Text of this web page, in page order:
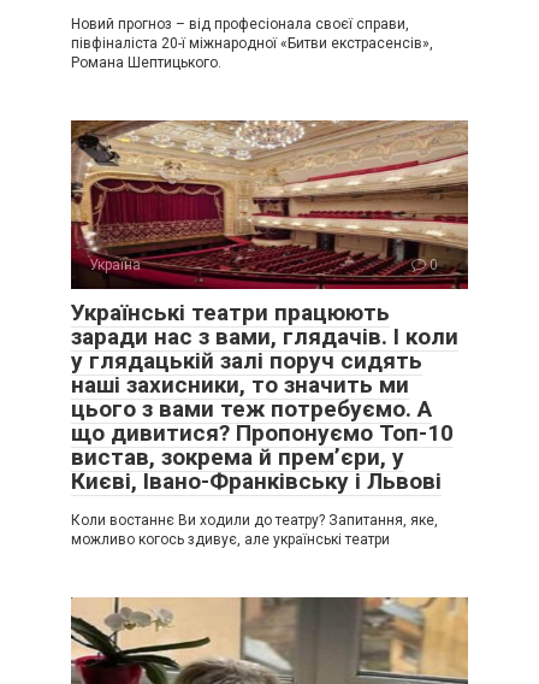
Новий прогноз – від професіонала своєї справи,
півфіналіста 20-ї міжнародної «Битви екстрасенсів»,
Романа Шептицького.
Україна 0
Українські театри працюють
заради нас з вами, глядачів. І коли
у глядацькій залі поруч сидять
наші захисники, то значить ми
цього з вами теж потребуємо. А
що дивитися? Пропонуємо Топ-10
вистав, зокрема й прем’єри, у
Києві, Івано-Франківську і Львові
Коли востаннє Ви ходили до театру? Запитання, яке,
можливо когось здивує, але українські театри